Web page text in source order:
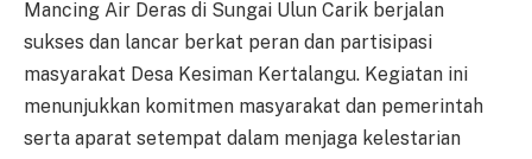
Mancing Air Deras di Sungai Ulun Carik berjalan
sukses dan lancar berkat peran dan partisipasi
masyarakat Desa Kesiman Kertalangu. Kegiatan ini
menunjukkan komitmen masyarakat dan pemerintah
serta aparat setempat dalam menjaga kelestarian